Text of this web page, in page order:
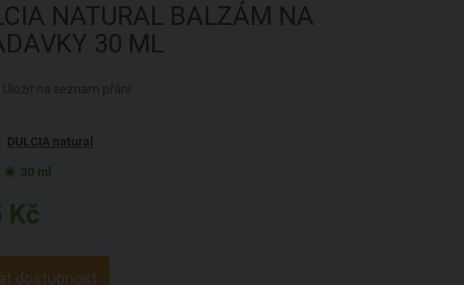
NATURAL BALZÁM NA
30 ML
DULCIA natural
30 ml
Kč
dostupnost